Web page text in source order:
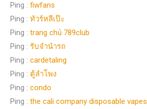
Ping : fiwfans
Ping : ทัวร์หลีเป๊ะ
Ping : trang chủ 789club
Ping : รับจํานํารถ
Ping : cardetaling
Ping : ตู้ลำโพง
Ping : condo
Ping : the cali company disposable vapes